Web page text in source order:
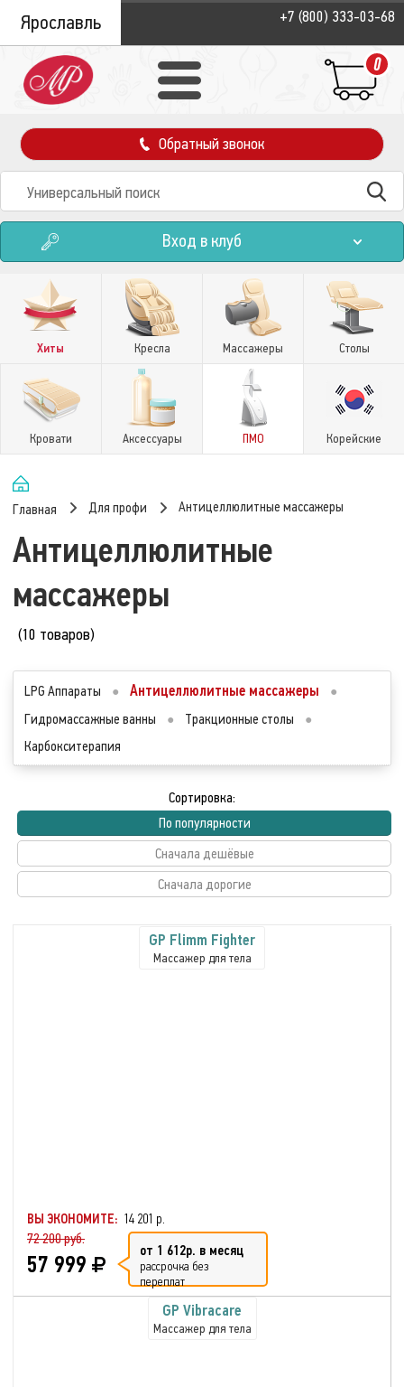
Ярославль +7 (800) 333-03-68
0
Обратный звонок
Вход в клуб
Хиты Кресла Массажеры Столы
Кровати Аксессуары ПМО Корейские
Главная Для профи Антицеллюлитные массажеры
Антицеллюлитные
массажеры
(10 товаров)
LPG Аппараты ● Антицеллюлитные массажеры
●
Гидромассажные ванны
● Тракционные столы
●
Карбокситерапия
Сортировка:
По популярности
Сначала дешёвые
Сначала дорогие
GP Flimm Fighter
Массажер для тела
ВЫ ЭКОНОМИТЕ: 14 201 р.
72 200 руб.
57 999 от 1 612р. в месяц
рассрочка без
переплат
GP Vibracare
Массажер для тела